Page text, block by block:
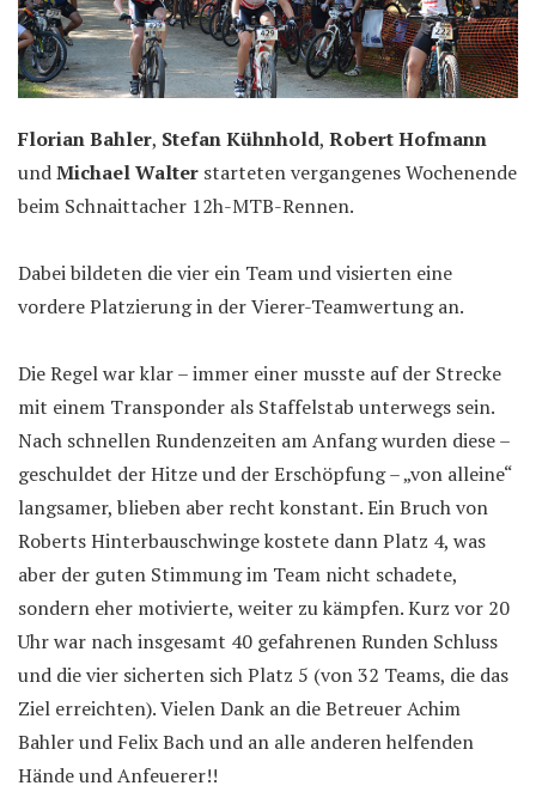
Florian Bahler, Stefan Kühnhold, Robert Hofmann
undMichael Walter starteten vergangenes Wochenende
beim Schnaittacher 12h-MTB-Rennen.
Dabei bildeten die vier ein Team und visierten eine
vordere Platzierung in der Vierer-Teamwertung an.
Die Regel war klar – immer einer musste auf der Strecke
mit einem Transponder als Staffelstab unterwegs sein.
Nach schnellen Rundenzeiten am Anfang wurden diese –
geschuldet der Hitze und der Erschöpfung – „von alleine“
langsamer, blieben aber recht konstant. Ein Bruch von
Roberts Hinterbauschwinge kostete dann Platz 4, was
aber der guten Stimmung im Team nicht schadete,
sondern eher motivierte, weiter zu kämpfen. Kurz vor 20
Uhr war nach insgesamt 40 gefahrenen Runden Schluss
und die vier sicherten sich Platz 5 (von 32 Teams, die das
Ziel erreichten). Vielen Dank an die Betreuer Achim
Bahler und Felix Bach und an alle anderen helfenden
Hände und Anfeuerer!!